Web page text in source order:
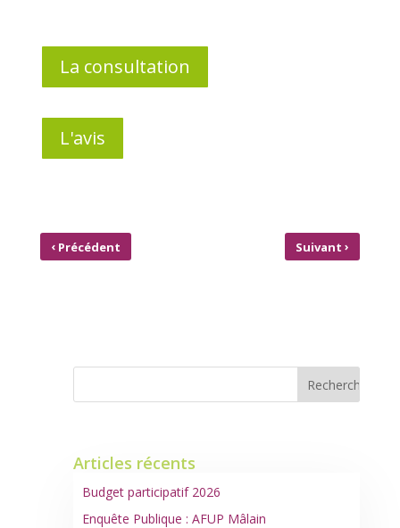
La consultation
L'avis
‹Précédent Suivant›
Articles récents
Budget participatif 2026
Enquête Publique : AFUP Mâlain